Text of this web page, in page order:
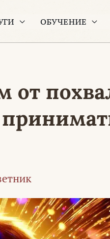
ОБУЧЕНИЕ
от